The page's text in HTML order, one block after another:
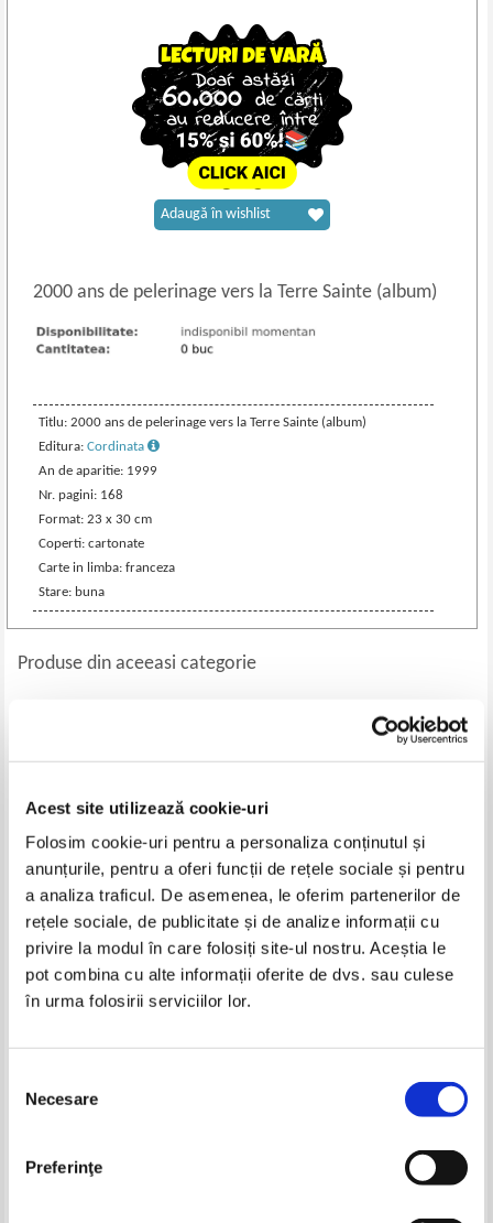
Acest site utilizează cookie-uri
Folosim cookie-uri pentru a personaliza conținutul și
anunțurile, pentru a oferi funcții de rețele sociale și pentru
a analiza traficul. De asemenea, le oferim partenerilor de
rețele sociale, de publicitate și de analize informații cu
privire la modul în care folosiți site-ul nostru. Aceștia le
pot combina cu alte informații oferite de dvs. sau culese
în urma folosirii serviciilor lor.
consimțământului
Necesare
Preferinţe
2000 ans de pelerinage vers la Terre Sainte (album)
Titlu: 2000 ans de pelerinage vers la Terre Sainte (album)
Editura:Cordinata
An de aparitie: 1999
Nr. pagini: 168
Format: 23 x 30 cm
Coperti: cartonate
Carte in limba: franceza
Stare: buna
Adaugă în wishlist
Produse din aceeasi categorie
Monografie statistica a
academiei de studii economice
din Bucuresti (volumul 1)
Bucuresti. Materiale de istorie si
muzeografie (volumul 9, 1972)
-20%